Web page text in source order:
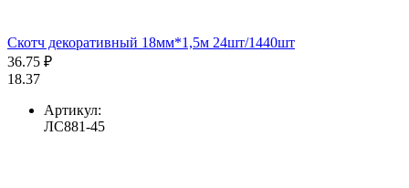
Скотч декоративный 18мм*1,5м 24шт/1440шт
36.75 ₽
18.37
Артикул:
ЛС881-45